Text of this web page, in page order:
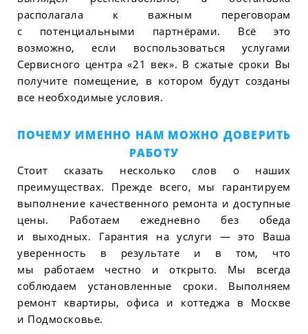
располагала к важным переговорам
с потенциальными партнёрами. Всё это
возможно, если воспользоваться услугами
Сервисного центра «21 век». В сжатые сроки Вы
получите помещение, в котором будут созданы
все необходимые условия.
ПОЧЕМУ ИМЕННО НАМ МОЖНО ДОВЕРИТЬ
РАБОТУ
Стоит сказать несколько слов о наших
преимуществах. Прежде всего, мы гарантируем
выполнение качественного ремонта и доступные
цены. Работаем ежедневно без обеда
и выходных. Гарантия на услуги — это Ваша
уверенность в результате и в том, что
мы работаем честно и открыто. Мы всегда
соблюдаем установленные сроки. Выполняем
ремонт квартиры, офиса и коттеджа в Москве
и Подмосковье.